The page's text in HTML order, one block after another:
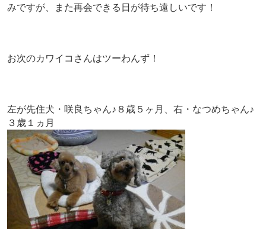
みですが、また再会できる日が待ち遠しいです！
お次のカワイコさんはツーわんず！
左が先住犬・咲良ちゃん♪８歳５ヶ月、右・なつめちゃん♪
３歳１ヵ月